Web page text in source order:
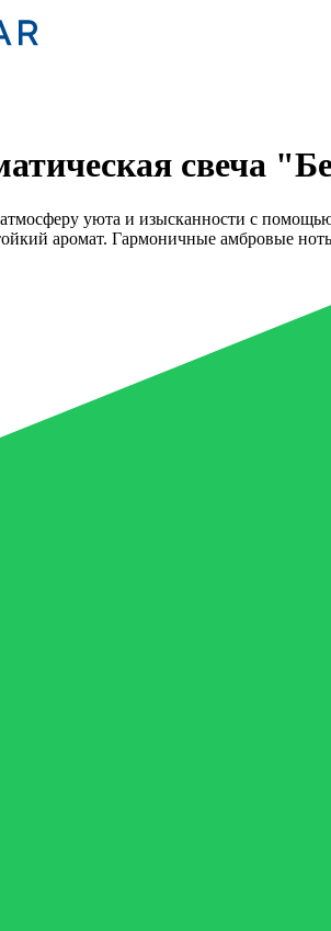
свеча
уюта и изысканности с
аромат. Гармоничные амбровые